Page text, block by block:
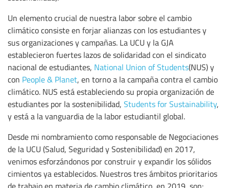
Un elemento crucial de nuestra labor sobre el cambio
climático consiste en forjar alianzas con los estudiantes y
sus organizaciones y campañas. La UCU y la GJA
establecieron fuertes lazos de solidaridad con el sindicato
nacional de estudiantes, National Union of Students(NUS) y
con People & Planet, en torno a la campaña contra el cambio
climático. NUS está estableciendo su propia organización de
estudiantes por la sostenibilidad, Students for Sustainability,
y está a la vanguardia de la labor estudiantil global.
Desde mi nombramiento como responsable de Negociaciones
de la UCU (Salud, Seguridad y Sostenibilidad) en 2017,
venimos esforzándonos por construir y expandir los sólidos
cimientos ya establecidos. Nuestros tres ámbitos prioritarios